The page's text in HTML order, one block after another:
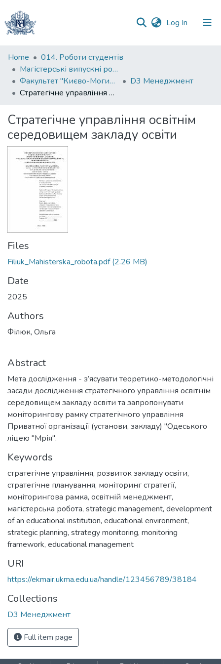
Log In (current)
Communities
&
Collections
All of DSpace
Statistics
Home
014. Роботи студентів
Магістерські випускні роботи
Факультет "Києво-Могилянська школа професійної та неперервної освіти"
D3 Менеджмент
Стратегічне управління освітнім середовищем закладу освіти
Стратегічне управління освітнім
середовищем закладу освіти
Files
Filiuk_Mahisterska_robota.pdf(2.26 MB)
Date
2025
Authors
Філюк, Ольга
Abstract
Мета дослідження - з’ясувати теоретико-методологічні
засади дослідження стратегічного управління освітнім
середовищем закладу освіти та запропонувати
моніторингову рамку стратегічного управління
Приватної організації (установи, закладу) "Одеського
ліцею "Мрія".
Keywords
стратегічне управління, розвиток закладу освіти,
стратегічне планування, моніторинг стратегії,
моніторингова рамка, освітній менеджмент,
магістерська робота, strategic management, development
of an educational institution, educational environment,
strategic planning, strategy monitoring, monitoring
framework, educational management
URI
https://ekmair.ukma.edu.ua/handle/123456789/38184
Collections
D3 Менеджмент
Full item page